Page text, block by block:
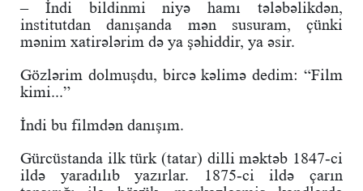
– İndi bildinmi niyə hamı tələbəlikdən,
institutdan danışanda mən susuram, çünki
mənim xatirələrim də ya şəhiddir, ya əsir.
Gözlərim dolmuşdu, bircə kəlimə dedim: “Film
kimi...”
İndi bu filmdən danışım.
Gürcüstanda ilk türk (tatar) dilli məktəb 1847-ci
ildə yaradılıb yazırlar. 1875-ci ildə çarın